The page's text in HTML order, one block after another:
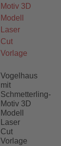
Vogelhaus
mit
Schmetterling-
Motiv 3D
Modell
Laser
Cut
Vorlage